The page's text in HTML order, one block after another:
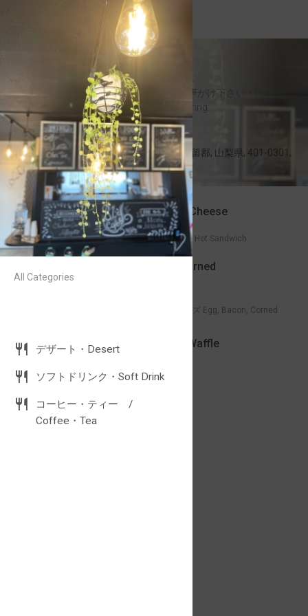
All Categories
デザート・Desert
ソフトドリンク・Soft Drink
コーヒー・ティー /
Coffee・Tea
81 Cafe
ご注文の際スタッフまでお声がけ下さい・Please
contact the staff when ordering.
10:00am-5:00pm
船津, 富士河口湖町, 南都留郡, 山梨県, 401-0301,
日本
チキンチーズ・Chicken Cheese
880JPY
チキンチーズホットサンドイッチ Hot Sandwich
コンビーフ卵チーズ・Corned
Beef Chee
卵とベーコン、コンビーフとチーズ Egg, Bacon, Corned
カレーワッフル・Curry Waffle
カレーワッフル・Curry Waffle